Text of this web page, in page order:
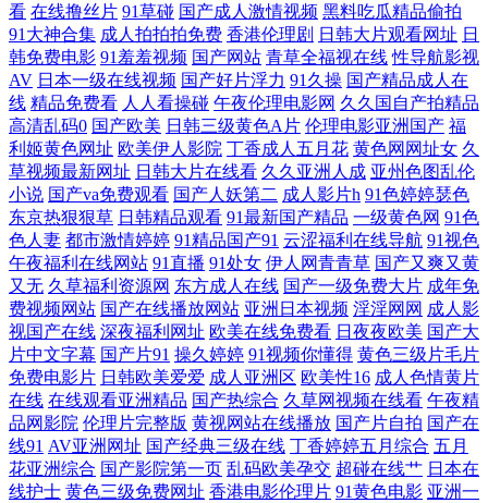
网站 人人骑人人妻 91黑丝国产 福利午夜偷拍 欧美一级肛交 影音资源av
国产TS视频 三级片中日韩 97资源麻烦视频 久草欧美 午夜福利诱惑 变态
美女影院 欧洲精品六六六 51人妻综合网 都市激亞洲 欧美亚洲国产另类 91
社私密麻豆 九九热成人 午夜福利老司机 超碰操逼逼 欧美成人中文字幕 伊
人成人成人网站 大香蕉精品伊人 欧美性福利影院 91美女网站 加勒比综合
色 无码专区桃花岛 超碰97第一页 青青草色天堂 91论坛视频在线 国产丝袜
看片 免费成人福利 日韩日日操 俺去也亚洲综合 97桃密网 97密桃 91交配
黄色AAA片电影 午夜无码人妻 超碰人人擼 欧美成人第二页 影音先锋午夜
福利 国产av自拍资源 婷婷色播网站 超碰人干 人人超碰在线 91海角 国产
看 在线撸丝片 91草碰 国产成人激情视频 黑料吃瓜精品偷拍
91大神合集 成人拍拍拍免费 香港伦理剧 日韩大片观看网址 日
韩免费电影 91羞羞视频 国产网站 青草全福视在线 性导航影视
AV 日本一级在线视频 国产好片浮力 91久操 国产精品成人在
线 精品免费看 人人看操碰 午夜伦理电影网 久久国自产拍精品
高清乱码0 国产欧美 日韩三级黄色A片 伦理电影亚洲国产 福
利姬黄色网址 欧美伊人影院 丁香成人五月花 黄色网网址女 久
草视频最新网址 日韩大片在线看 久久亚洲人成 亚州色图乱伦
小说 国产va免费观看 国产人妖第二 成人影片h 91色婷婷瑟色
东京热狠狠草 日韩精品观看 91最新国产精品 一级黄色网 91色
色人妻 都市激情婷婷 91精品国产91 云涩福利在线导航 91视色
午夜福利在线网站 91直播 91处女 伊人网青青草 国产又爽又黄
又无 久草福利资源网 东方成人在线 国产一级免费大片 成年免
费视频网站 国产在线播放网站 亚洲日本视频 淫淫网网 成人影
视国产在线 深夜福利网址 欧美在线免费看 日夜夜欧美 国产大
片中文字幕 国产片91 操久婷婷 91视频你懂得 黄色三级片毛片
免费电影片 日韩欧美爱爱 成人亚洲区 欧美性16 成人色情黄片
在线 在线观看亚洲精品 国产热综合 久草网视频在线看 午夜精
品网影院 伦理片完整版 黄视网站在线播放 国产片自拍 国产在
线91 AV亚洲网址 国产经典三级在线 丁香婷婷五月综合 五月
花亚洲综合 国产影院第一页 乱码欧美孕交 超碰在线艹 日本在
线护士 黄色三级免费网址 香港电影伦理片 91黄色电影 亚洲一